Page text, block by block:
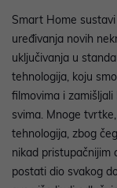
Smart Home
uređivanja novih
uključivanja u
tehnologija, koju
filmovima i
svima. Mnoge
tehnologija, zbog
nikad pristupačnijim
postati dio svakog